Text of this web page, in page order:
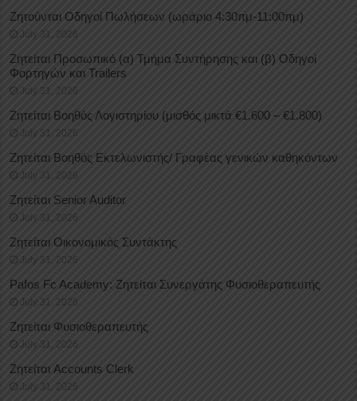
Ζητούνται Οδηγοί Πωλήσεων (ωράριο 4:30πμ-11:00πμ)
July 31, 2026
Ζητείται Προσωπικό (α) Τμήμα Συντήρησης και (β) Οδηγοί
Φορτηγών και Trailers
July 31, 2026
Ζητείται Βοηθός Λογιστηρίου (μισθός μικτά €1.600 – €1.800)
July 31, 2026
Ζητείται Βοηθός Εκτελωνιστής/ Γραφέας γενικών καθηκόντων
July 31, 2026
Ζητείται Senior Auditor
July 31, 2026
Ζητείται Οικονομικός Συντάκτης
July 31, 2026
Pafos Fc Academy: Ζητείται Συνεργάτης Φυσιοθεραπευτής
July 31, 2026
Ζητείται Φυσιοθεραπευτής
July 31, 2026
Ζητείται Accounts Clerk
July 31, 2026